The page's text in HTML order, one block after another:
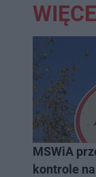
MSWiA
kontrole